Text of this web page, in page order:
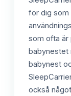
för dig som
som ofta är
babynestet
babynest
också